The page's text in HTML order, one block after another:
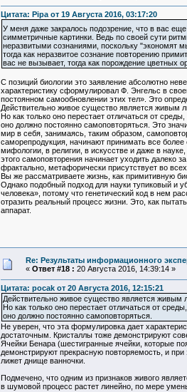
Цитата: Pipa от 19 Августа 2016, 03:17:20
У меня даже закралось подозрение, что в вас
симметричные картинки. Ведь по своей сути
неразвитыми сознаниями, поскольку "экономят
тогда как неразвитое сознание повторению
вас не вызывает, тогда как порождение цветных
С позиций биологии это заявление абсолютно
характеристику сформулировал Ф. Энгельс в
постоянном самообновлении этих тел». Это
Действительно живое существо является живым
Но как только оно перестает отличаться от
оно должно постоянно самоповторяться. Это
мир в себя, занимаясь, таким образом,
саморепродукция, начинают принимать все
мифологии, в религии, в искусстве и даже в
этого самоповторения начинает уходить далеко
фрактально, метафорически присутствует во
Вы же рассматриваете жизнь, как примитивную
Однако подобный подход для науки тупиковый и
человека», потому что генетический код в нем
отразить реальный процесс жизни. Это, как
аппарат.
Re: Результаты информационного
« Ответ #18 : 20 Августа 2016, 14:39:14 »
Цитата: pocak от 20 Августа 2016, 12:15:21
Действительно живое существо является живым
Но как только оно перестает отличаться от
оно должно постоянно самоповторяться.
Не уверен, что эта формулировка дает
достаточным. Кристаллы тоже демонстрируют
Ячейки Бенара (шестигранные ячейки, которые
демонстрируют прекрасную повторяемость, и
лижет днище ванночки.
Подмечено, что одним из признаков живого
в шумовой процесс растет линейно, по мере